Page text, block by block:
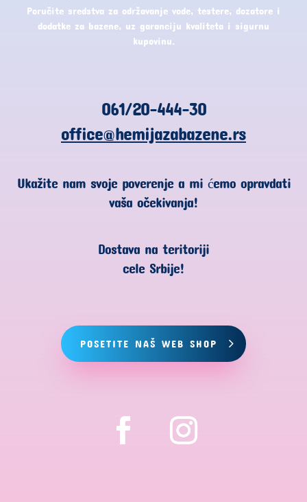
Poručite sredstva za održavanje vode, testere, dozatore i
dodatke za bazene, uz garanciju kvaliteta i sigurnu
kupovinu.
061/20-444-30
office@hemijazabazene.rs
Ukažite nam svoje poverenje a mi ćemo opravdati
vaša očekivanja!
Dostava na teritoriji
cele Srbije!
POSETITE NAŠ WEB SHOP